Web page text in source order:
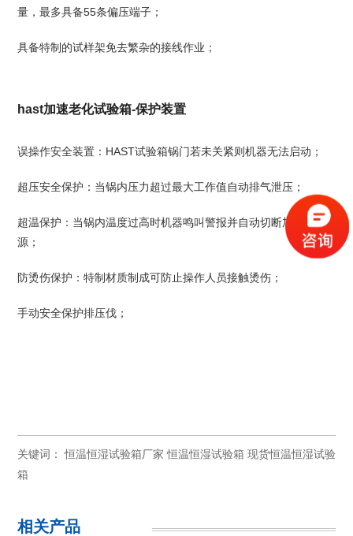
量，最多具备55条偏压端子；
具备特制的试样架免去繁杂的接线作业；
hast加速老化试验箱-保护装置
误操作安全装置：HAST试验箱锅门若未关紧则机器无法启动；
超压安全保护：当锅内压力超过最大工作值自动排气泄压；
超温保护：当锅内温度过高时机器鸣叫警报并自动切断加热电
源；
防烫伤保护：特制材质制成可防止操作人员接触烫伤；
手动安全保护排压伐；
关键词：恒温恒湿试验箱厂家 恒温恒湿试验箱 现货恒温恒湿试验
箱
相关产品